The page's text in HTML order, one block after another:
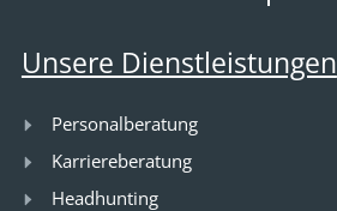
Unsere Dienstleistungen
Personalberatung
Karriereberatung
Headhunting